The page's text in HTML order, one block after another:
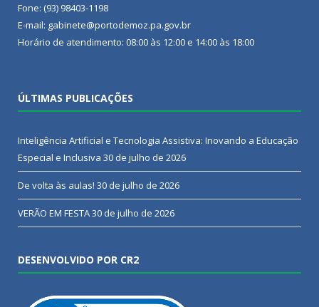
Fone: (93) 98403-1198
E-mail: gabinete@portodemoz.pa.gov.br
Horário de atendimento: 08:00 às 12:00 e 14:00 às 18:00
ÚLTIMAS PUBLICAÇÕES
Inteligência Artificial e Tecnologia Assistiva: Inovando a Educação
Especial e Inclusiva 30 de julho de 2026
De volta às aulas! 30 de julho de 2026
VERÃO EM FESTA30 de julho de 2026
DESENVOLVIDO POR CR2